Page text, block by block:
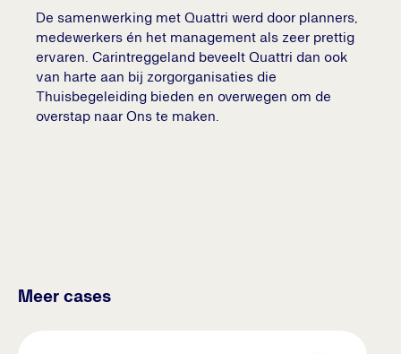
De samenwerking met Quattri werd door planners,
medewerkers én het management als zeer prettig
ervaren. Carintreggeland beveelt Quattri dan ook
van harte aan bij zorgorganisaties die
Thuisbegeleiding bieden en overwegen om de
overstap naar Ons te maken.
Meer cases